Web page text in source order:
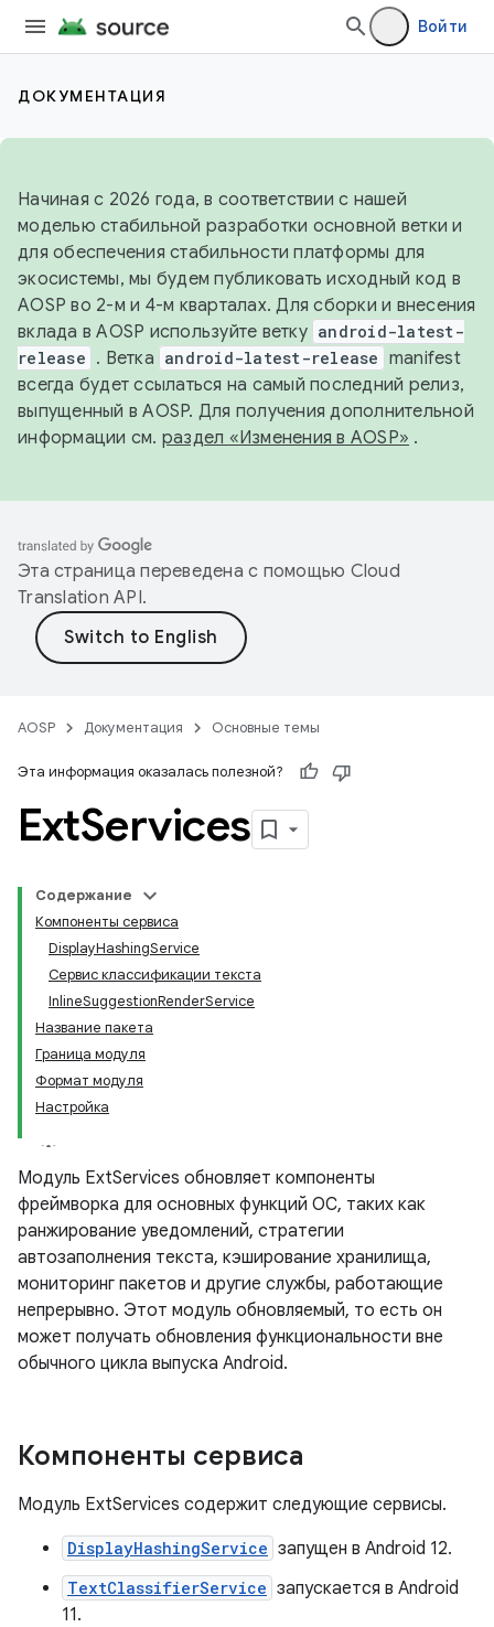
Войти
ДОКУМЕНТАЦИЯ
Начиная с 2026 года, в соответствии с нашей
моделью стабильной разработки основной ветки и
для обеспечения стабильности платформы для
экосистемы, мы будем публиковать исходный код в
AOSP во 2-м и 4-м кварталах. Для сборки и внесения
вклада в AOSP используйте ветку android-latest-
release . Ветка android-latest-release manifest
всегда будет ссылаться на самый последний релиз,
выпущенный в AOSP. Для получения дополнительной
информации см. раздел «Изменения в AOSP» .
Эта страница переведена с помощью Cloud
Translation API.
AOSP Документация Основные темы
Эта информация оказалась полезной?
ExtServices
Содержание
Компоненты сервиса
DisplayHashingService
Сервис классификации текста
InlineSuggestionRenderService
Название пакета
Граница модуля
Формат модуля
Настройка
Модуль ExtServices обновляет компоненты
фреймворка для основных функций ОС, таких как
ранжирование уведомлений, стратегии
автозаполнения текста, кэширование хранилища,
мониторинг пакетов и другие службы, работающие
непрерывно. Этот модуль обновляемый, то есть он
может получать обновления функциональности вне
обычного цикла выпуска Android.
Компоненты сервиса
Модуль ExtServices содержит следующие сервисы.
DisplayHashingService запущен в Android 12.
TextClassifierService запускается в Android
11.